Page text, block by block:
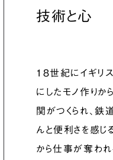
技術と心
１８世紀にイギリ
にしたモノ作りか
関がつくられ、鉄
んと便利さを感
から仕事が奪わ